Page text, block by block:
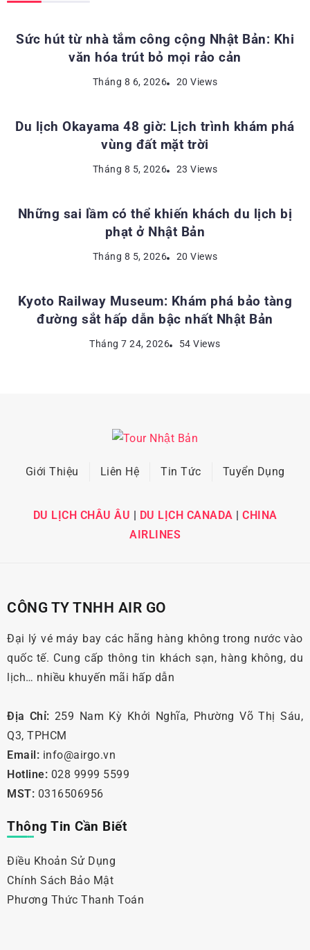
Sức hút từ nhà tắm công cộng Nhật Bản: Khi
văn hóa trút bỏ mọi rảo cản
Tháng 8 6, 2026 20 Views
ĐỊA ĐIỂM DU LỊCH NHẬT BẢN
Du lịch Okayama 48 giờ: Lịch trình khám phá
vùng đất mặt trời
Tháng 8 5, 2026 23 Views
KINH NGHIỆM DU LỊCH NHẬT BẢN
Những sai lầm có thể khiến khách du lịch bị
phạt ở Nhật Bản
Tháng 8 5, 2026 20 Views
ĐỊA ĐIỂM DU LỊCH NHẬT BẢN
Kyoto Railway Museum: Khám phá bảo tàng
đường sắt hấp dẫn bậc nhất Nhật Bản
Tháng 7 24, 2026 54 Views
Giới Thiệu Liên Hệ Tin Tức Tuyển Dụng
DU LỊCH CHÂU ÂU | DU LỊCH CANADA | CHINA
AIRLINES
CÔNG TY TNHH AIR GO
Đại lý vé máy bay các hãng hàng không trong nước vào
quốc tế. Cung cấp thông tin khách sạn, hàng không, du
lịch… nhiều khuyến mãi hấp dẫn
Địa Chỉ: 259 Nam Kỳ Khởi Nghĩa, Phường Võ Thị Sáu,
Q3, TPHCM
Email: info@airgo.vn
Hotline: 028 9999 5599
MST: 0316506956
Thông Tin Cần Biết
Điều Khoản Sử Dụng
Chính Sách Bảo Mật
Phương Thức Thanh Toán